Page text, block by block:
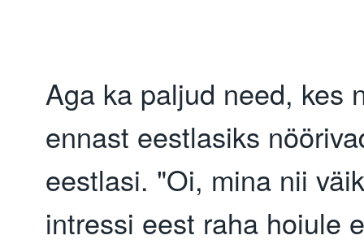
Aga ka paljud need, kes
ennast eestlasiks
eestlasi. "Oi, mina nii
intressi eest raha hoiule